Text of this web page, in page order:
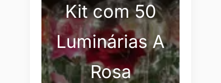
Kit com 50
Luminárias A
Rosa